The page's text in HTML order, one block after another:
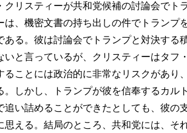
リスティーが共和党候補の討論会でト
は、機密文書の持ち出しの件でトランプ
ある。彼は討論会でトランプと対決する
いと言っているが、クリスティーはタフ
ることには政治的に非常なリスクがあり
。しかし、トランプが彼を信奉するカル
追い詰めることができたとしても、彼の
思える。結局のところ、共和党には、そ